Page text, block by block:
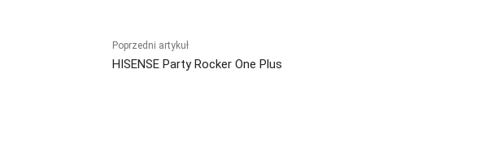
Poprzedni artykuł
HISENSE Party Rocker One Plus